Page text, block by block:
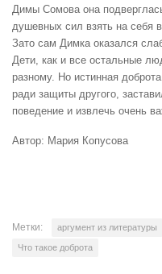
Димы Сомова она
душевных сил взять на себя
Зато сам Димка оказался
Дети, как и все остальные
разному. Но истинная
ради защиты другого,
поведение и извлечь очень
Автор: Мария Копусова
Метки: аргумент из литературы
Что такое доброта